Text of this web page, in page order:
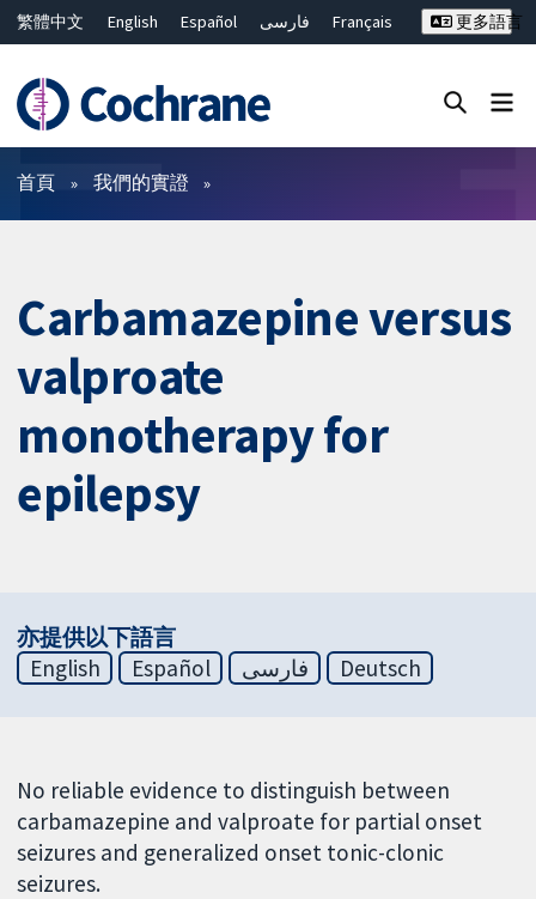
繁體中文 English Español فارسی
Français
ไทย
简体中文
更多語言
篩選條件
首頁 我們的實證
Carbamazepine versus
valproate
monotherapy for
epilepsy
亦提供以下語言
English
Español فارسی Deutsch
No reliable evidence to distinguish between
carbamazepine and valproate for partial onset
seizures and generalized onset tonic-clonic
seizures.